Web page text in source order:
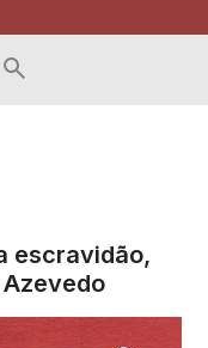
escravidão,
Azevedo